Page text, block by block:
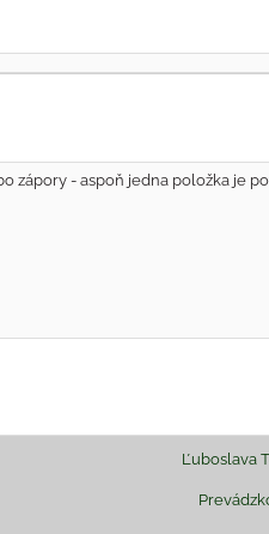
zápory - aspoň jedna položka je
Ľuboslava